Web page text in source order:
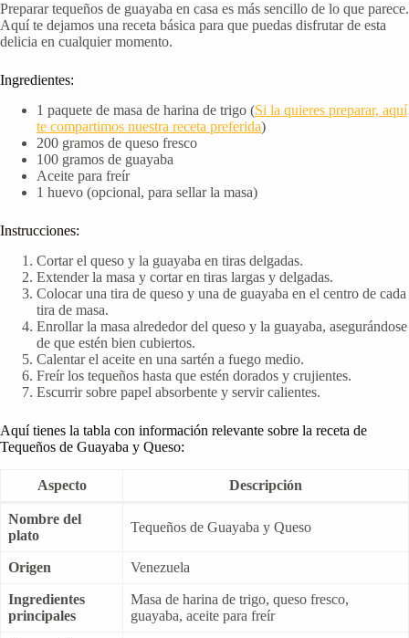
Preparar tequeños de guayaba en casa es más sencillo de lo que parece.
Aquí te dejamos una receta básica para que puedas disfrutar de esta
delicia en cualquier momento.
Ingredientes:
1 paquete de masa de harina de trigo (Si la quieres preparar, aquí
te compartimos nuestra receta preferida)
200 gramos de queso fresco
100 gramos de guayaba
Aceite para freír
1 huevo (opcional, para sellar la masa)
Instrucciones:
Cortar el queso y la guayaba en tiras delgadas.
Extender la masa y cortar en tiras largas y delgadas.
Colocar una tira de queso y una de guayaba en el centro de cada
tira de masa.
Enrollar la masa alrededor del queso y la guayaba, asegurándose
de que estén bien cubiertos.
Calentar el aceite en una sartén a fuego medio.
Freír los tequeños hasta que estén dorados y crujientes.
Escurrir sobre papel absorbente y servir calientes.
Aquí tienes la tabla con información relevante sobre la receta de
Tequeños de Guayaba y Queso:
Aspecto Descripción
Nombre del
plato
Tequeños de Guayaba y Queso
Origen Venezuela
Ingredientes
principales
Masa de harina de trigo, queso fresco,
guayaba, aceite para freír